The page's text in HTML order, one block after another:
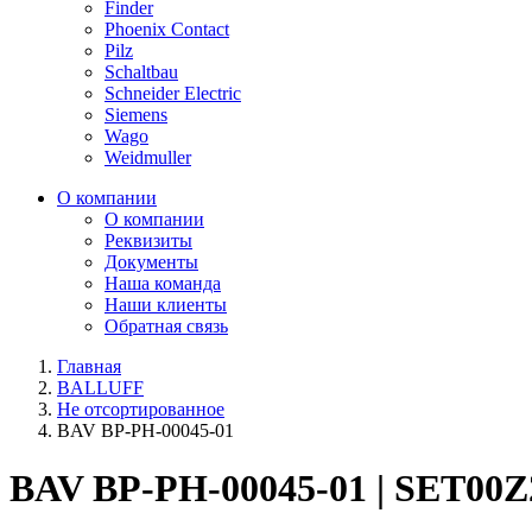
Finder
Phoenix Contact
Pilz
Schaltbau
Schneider Electric
Siemens
Wago
Weidmuller
О компании
О компании
Реквизиты
Документы
Наша команда
Наши клиенты
Обратная связь
Главная
BALLUFF
Не отсортированное
BAV BP-PH-00045-01
BAV BP-PH-00045-01 |